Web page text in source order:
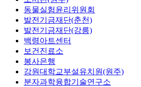
동물실험윤리위원회
발전기금재단(춘천)
발전기금재단(강릉)
백령아트센터
보건진료소
봉사은행
강원대학교부설유치원(원주)
분자과학융합기술연구소